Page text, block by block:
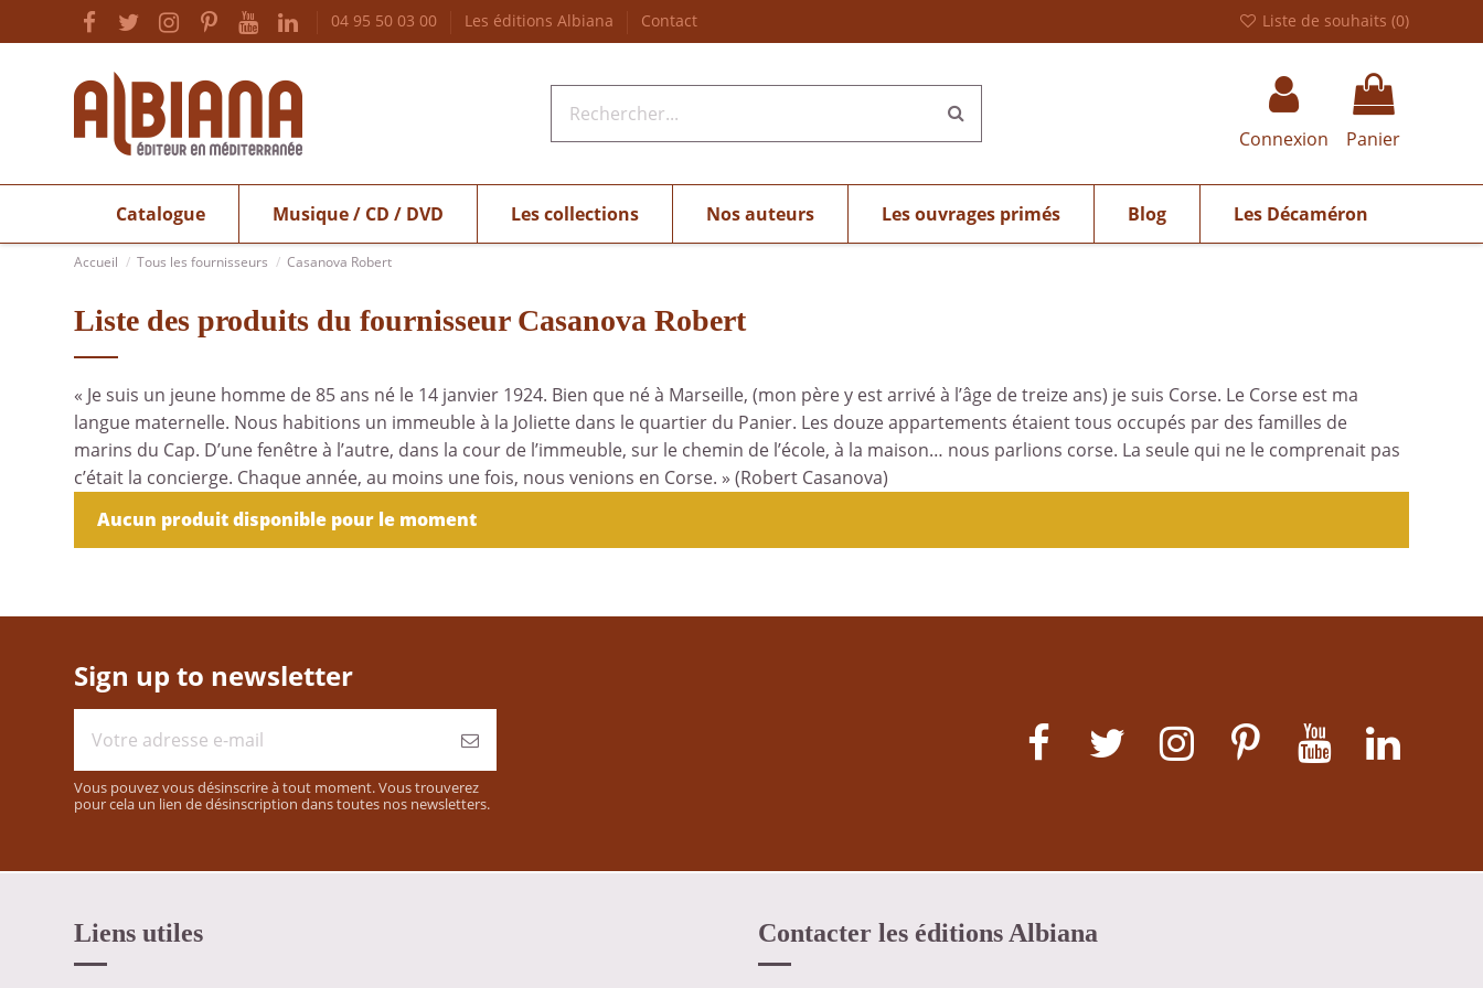
04 95 50 03 00 Les éditions Albiana Contact Liste de souhaits (0)
Connexion Panier
Catalogue Musique / CD / DVD Les collections Nos auteurs Les ouvrages primés Blog Les Décaméron
Accueil Tous les fournisseurs Casanova Robert
Liste des produits du fournisseur Casanova Robert
« Je suis un jeune homme de 85 ans né le 14 janvier 1924. Bien que né à Marseille, (mon père y est arrivé à l’âge de treize ans) je suis Corse. Le Corse est ma
langue maternelle. Nous habitions un immeuble à la Joliette dans le quartier du Panier. Les douze appartements étaient tous occupés par des familles de
marins du Cap. D’une fenêtre à l’autre, dans la cour de l’immeuble, sur le chemin de l’école, à la maison… nous parlions corse. La seule qui ne le comprenait pas
c’était la concierge. Chaque année, au moins une fois, nous venions en Corse. » (Robert Casanova)
Aucun produit disponible pour le moment
Sign up to newsletter
Vous pouvez vous désinscrire à tout moment. Vous trouverez
pour cela un lien de désinscription dans toutes nos newsletters.
Liens utiles Contacter les éditions Albiana